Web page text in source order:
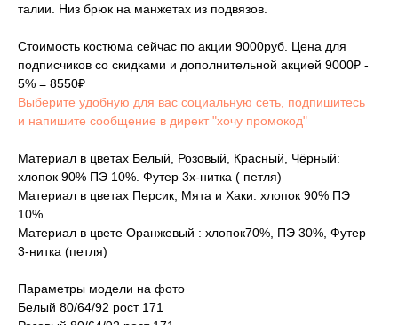
талии. Низ брюк на манжетах из подвязов.
Стоимость костюма сейчас по акции 9000руб. Цена для
подписчиков со скидками и дополнительной акцией 9000₽ -
5% = 8550₽
Выберите удобную для вас социальную сеть, подпишитесь
и напишите сообщение в директ "хочу промокод"
Материал в цветах Белый, Розовый, Красный, Чёрный:
хлопок 90% ПЭ 10%. Футер 3х-нитка ( петля)
Материал в цветах Персик, Мята и Хаки: хлопок 90% ПЭ
10%.
Материал в цвете Оранжевый : хлопок70%, ПЭ 30%, Футер
3-нитка (петля)
Параметры модели на фото
Белый 80/64/92 рост 171